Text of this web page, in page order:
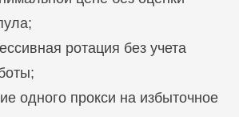
ротация без учета
одного прокси на избыточное